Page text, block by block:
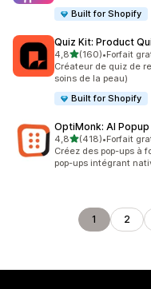
Built for Shopify
Quiz Kit: Product
4,8étoile(s) sur 5
(160)
160 avis au total
•Forfait
Créateur de quiz de
soins de la peau)
Built for Shopify
OptiMonk: AI
4,8étoile(s) sur 5
(418)
418 avis au total
•Forfait
Créez des pop-ups à
pop-ups intégrant
1 2